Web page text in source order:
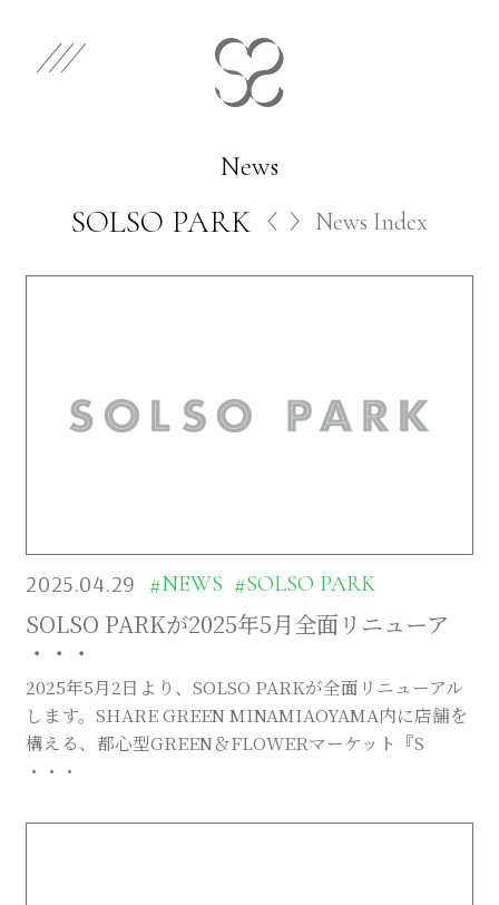
Select Category
Works
News
Contact
INSTAGRAM
© DAISHIZEN INC. All rights reserved.
News
SOLSO PARK News Index
2025.04.29 #NEWS #SOLSO PARK
SOLSO PARKが2025年5月全面リニューア
・・・
2025年5月2日より、SOLSO PARKが全面リニューアル
します。SHARE GREEN MINAMIAOYAMA内に店舗を
構える、都心型GREEN＆FLOWERマーケット『S
・・・